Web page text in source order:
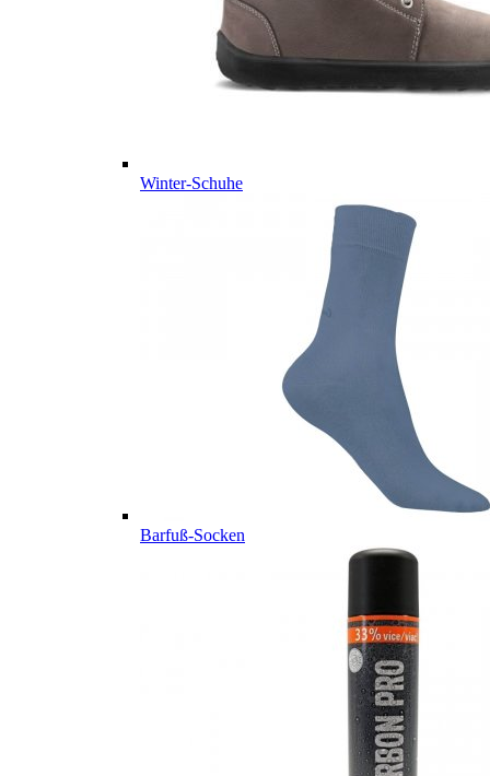
Winter-Schuhe
Barfuß-Socken